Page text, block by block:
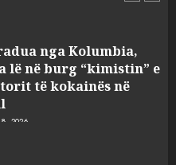
nga Kolumbia,
lë në burg “kimistin” e
të kokainës në
2026